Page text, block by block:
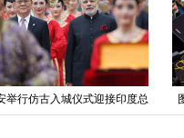
举行仿古入城仪式迎接印度总
理莫迪